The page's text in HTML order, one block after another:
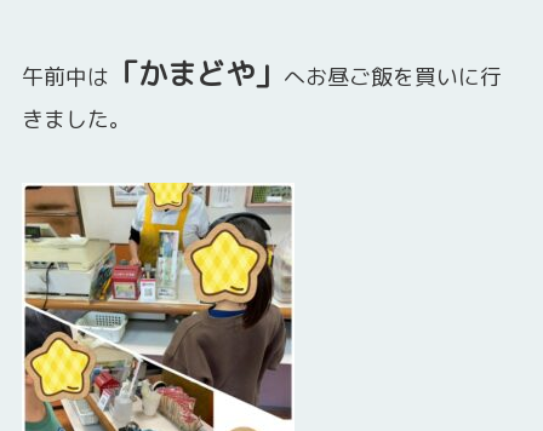
午前中は 「かまどや」 へお昼ご飯を買いに行
きました。